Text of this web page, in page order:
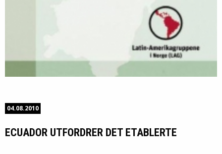
04.08.2010
ECUADOR UTFORDRER DET ETABLERTE